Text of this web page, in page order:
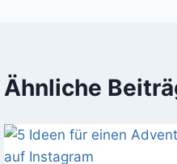
Ähnliche